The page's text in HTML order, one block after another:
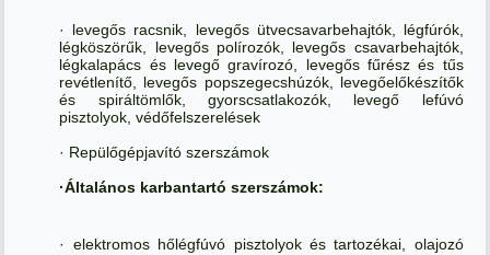
· levegős racsnik, levegős ütvecsavarbehajtók, légfúrók,
légköszörűk, levegős polírozók, levegős csavarbehajtók,
légkalapács és levegő gravírozó, levegős fűrész és tűs
revétlenítő, levegős popszegecshúzók, levegőelőkészítők
és spiráltömlők, gyorscsatlakozók, levegő lefúvó
pisztolyok, védőfelszerelések
· Repülőgépjavító szerszámok
·Általános karbantartó szerszámok:
· elektromos hőlégfúvó pisztolyok és tartozékai, olajozó